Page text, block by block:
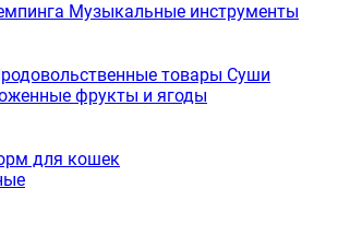
Музыкальные инструменты
товары Суши
фрукты и ягоды
для кошек